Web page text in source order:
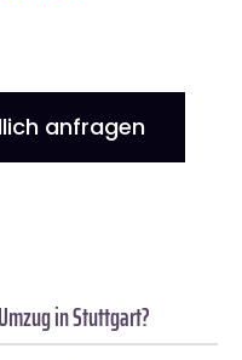
anfragen
in Stuttgart?